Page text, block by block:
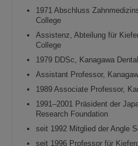
1971 Abschluss
College
Assistenz, Abteilung für
College
1979 DDSc, Kanagawa
Assistant Professor,
1989 Associate Professor,
1991–2001 Präsident der
Research Foundation
seit 1992 Mitglied der Angle
seit 1996 Professor für